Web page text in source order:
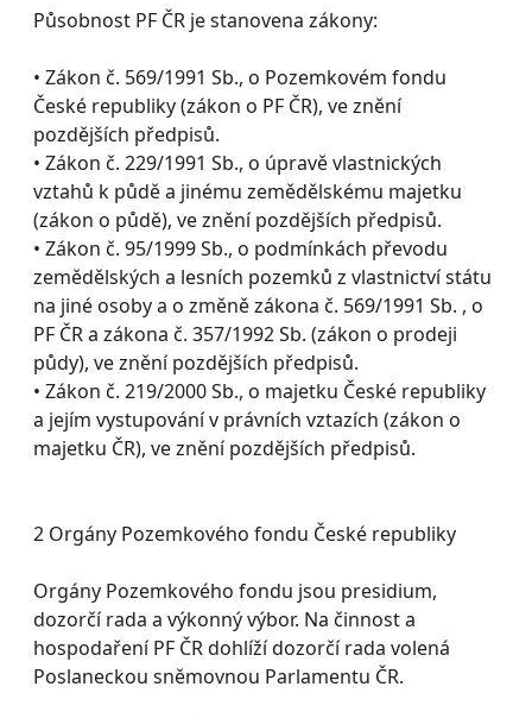
Působnost PF ČR je stanovena zákony:
• Zákon č. 569/1991 Sb., o Pozemkovém fondu
České republiky (zákon o PF ČR), ve znění
pozdějších předpisů.
• Zákon č. 229/1991 Sb., o úpravě vlastnických
vztahů k půdě a jinému zemědělskému majetku
(zákon o půdě), ve znění pozdějších předpisů.
• Zákon č. 95/1999 Sb., o podmínkách převodu
zemědělských a lesních pozemků z vlastnictví státu
na jiné osoby a o změně zákona č. 569/1991 Sb. , o
PF ČR a zákona č. 357/1992 Sb. (zákon o prodeji
půdy), ve znění pozdějších předpisů.
• Zákon č. 219/2000 Sb., o majetku České republiky
a jejím vystupování v právních vztazích (zákon o
majetku ČR), ve znění pozdějších předpisů.
2 Orgány Pozemkového fondu České republiky
Orgány Pozemkového fondu jsou presidium,
dozorčí rada a výkonný výbor. Na činnost a
hospodaření PF ČR dohlíží dozorčí rada volená
Poslaneckou sněmovnou Parlamentu ČR.